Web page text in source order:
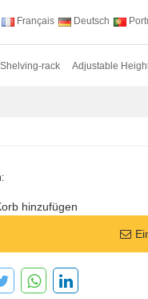
Français Deutsch
Shelving-rack Adjustable
hinzufügen